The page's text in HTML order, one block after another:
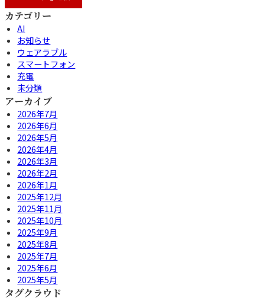
カテゴリー
AI
お知らせ
ウェアラブル
スマートフォン
充電
未分類
アーカイブ
2026年7月
2026年6月
2026年5月
2026年4月
2026年3月
2026年2月
2026年1月
2025年12月
2025年11月
2025年10月
2025年9月
2025年8月
2025年7月
2025年6月
2025年5月
タグクラウド